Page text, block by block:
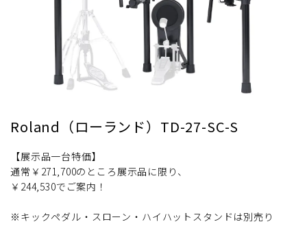
Roland（ローランド）TD-27-SC-S
【展示品一台特価】
通常￥271,700のところ展示品に限り、
￥244,530でご案内！
※キックペダル・スローン・ハイハットスタンドは別売り